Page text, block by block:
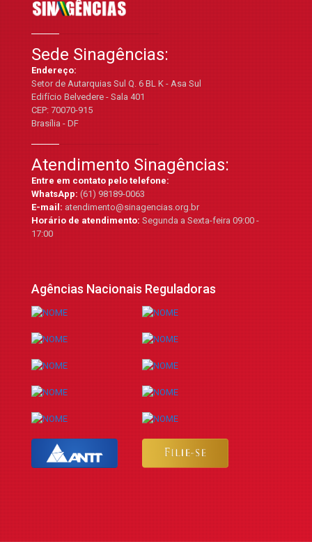
Sede Sinagências:
Endereço:
Setor de Autarquias Sul Q. 6 BL K - Asa Sul
Edifício Belvedere - Sala 401
CEP: 70070-915
Brasília - DF
Atendimento Sinagências:
Entre em contato pelo telefone:
WhatsApp:(61) 98189-0063
E-mail:atendimento@sinagencias.org.br
Horário de atendimento:Segunda a Sexta-feira 09:00 -
17:00
Agências Nacionais Reguladoras